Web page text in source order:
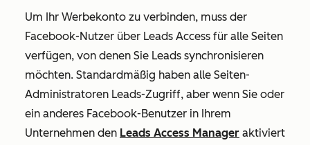
Um Ihr Werbekonto zu verbinden, muss der
Facebook-Nutzer über Leads Access für alle Seiten
verfügen, von denen Sie Leads synchronisieren
möchten. Standardmäßig haben alle Seiten-
Administratoren Leads-Zugriff, aber wenn Sie oder
ein anderes Facebook-Benutzer in Ihrem
Unternehmen den Leads Access Manager aktiviert